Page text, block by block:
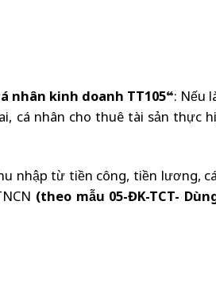
nhân kinh doanh TT105“: Nếu
cá nhân cho thuê tài sản thực
nhập từ tiền công, tiền lương,
(theo mẫu05-ĐK-TCT-